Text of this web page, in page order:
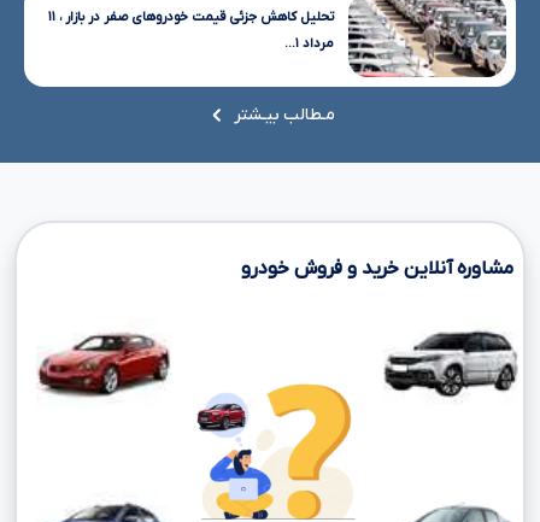
تحلیل کاهش جزئی قیمت خودروهای صفر در بازار ، ۱۱
مرداد ۱...
مـطالب بیـشتر
مشاوره آنلاین خرید و فروش خودرو